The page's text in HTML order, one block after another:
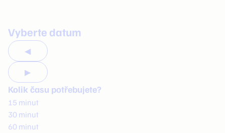
Vyberte datum
◀
▶
Kolik času potřebujete?
15 minut
30 minut
60 minut